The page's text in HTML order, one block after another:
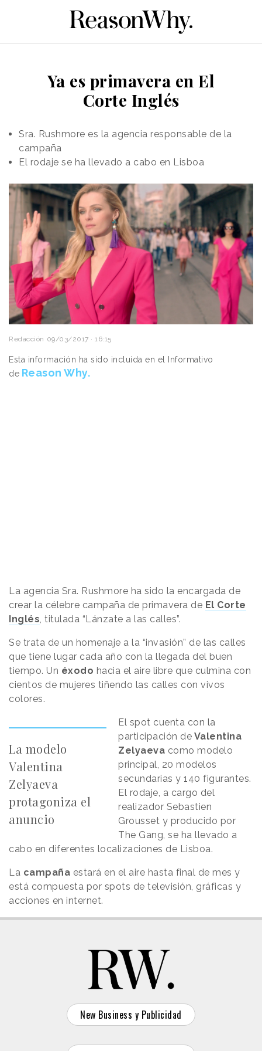
Ya es primavera en El
Corte Inglés
Sra. Rushmore es la agencia responsable de la
campaña
El rodaje se ha llevado a cabo en Lisboa
Redacción 09/03/2017 · 16:15
Esta información ha sido incluida en el Informativo
de Reason Why.
La agencia Sra. Rushmore ha sido la encargada de
crear la célebre campaña de primavera de El Corte
Inglés, titulada “Lánzate a las calles”.
Se trata de un homenaje a la “invasión” de las calles
que tiene lugar cada año con la llegada del buen
tiempo. Un éxodo hacia el aire libre que culmina con
cientos de mujeres tiñendo las calles con vivos
colores.
La modelo
Valentina
Zelyaeva
protagoniza el
anuncio
El spot cuenta con la
participación de Valentina
Zelyaeva como modelo
principal, 20 modelos
secundarias y 140 figurantes.
El rodaje, a cargo del
realizador Sebastien
Grousset y producido por
The Gang, se ha llevado a
cabo en diferentes localizaciones de Lisboa.
La campaña estará en el aire hasta final de mes y
está compuesta por spots de televisión, gráficas y
acciones en internet.
New Business y Publicidad